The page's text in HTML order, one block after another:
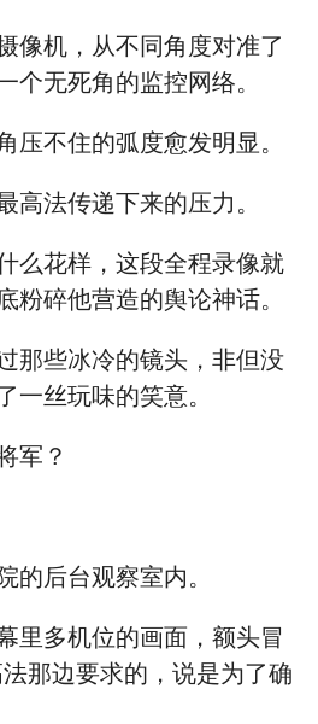
像机，从不同角度对准了
个无死角的监控网络。
压不住的弧度愈发明显。
高法传递下来的压力。
么花样，这段全程录像就
粉碎他营造的舆论神话。
那些冰冷的镜头，非但没
一丝玩味的笑意。
军？
的后台观察室内。
里多机位的画面，额头冒
那边要求的，说是为了确